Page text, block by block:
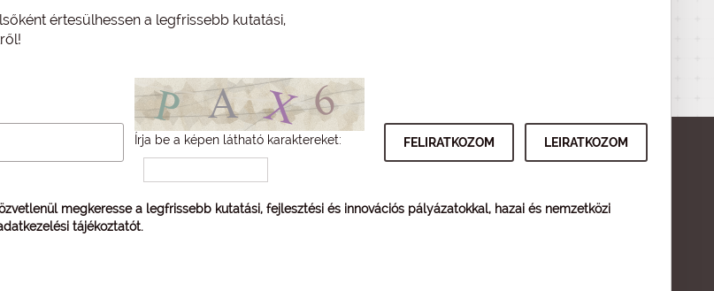
értesülhessen a legfrissebb kutatási,
Írja be a képen látható karaktereket:
megkeresse a legfrissebb kutatási, fejlesztési és innovációs pályázatokkal, hazai és nemzetközi
tájékoztatót.